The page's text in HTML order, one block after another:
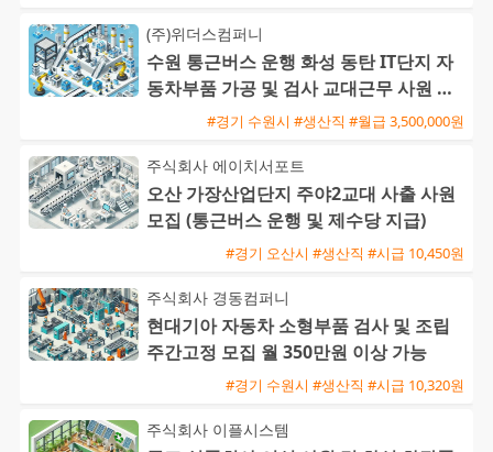
(주)위더스컴퍼니
수원 통근버스 운행 화성 동탄 IT단지 자
동차부품 가공 및 검사 교대근무 사원 모
#경기 수원시 #생산직 #월급 3,500,000원
주식회사 에이치서포트
오산 가장산업단지 주야2교대 사출 사원
모집 (통근버스 운행 및 제수당 지급)
#경기 오산시 #생산직 #시급 10,450원
주식회사 경동컴퍼니
현대기아 자동차 소형부품 검사 및 조립
주간고정 모집 월 350만원 이상 가능
#경기 수원시 #생산직 #시급 10,320원
주식회사 이플시스템